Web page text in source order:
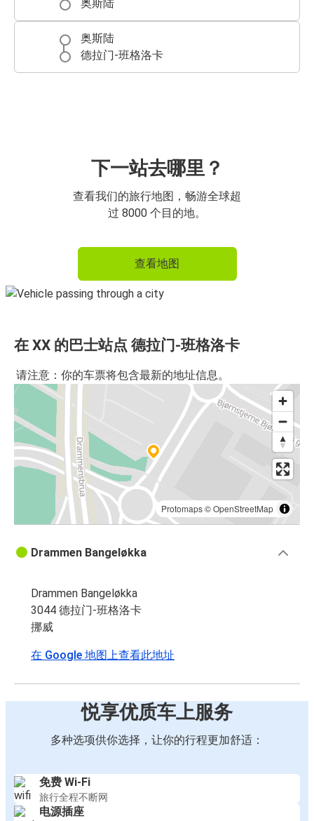
奥斯陆
奥斯陆
德拉门-班格洛卡
下一站去哪里？
查看我们的旅行地图，畅游全球超
过 8000 个目的地。
查看地图
在 XX 的巴士站点 德拉门-班格洛卡
请注意：你的车票将包含最新的地址信息。
Protomaps©OpenStreetMap
Drammen Bangeløkka
Drammen Bangeløkka
3044 德拉门-班格洛卡
挪威
在 Google 地图上查看此地址
悦享优质车上服务
多种选项供你选择，让你的行程更加舒适：
免费 Wi-Fi
旅行全程不断网
电源插座